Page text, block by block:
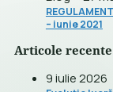
– iunie 2021
Articole recente
9 iulie 2026